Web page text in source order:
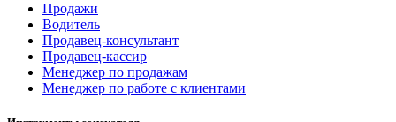
Продажи
Водитель
Продавец-консультант
Продавец-кассир
Менеджер по продажам
Менеджер по работе с клиентами